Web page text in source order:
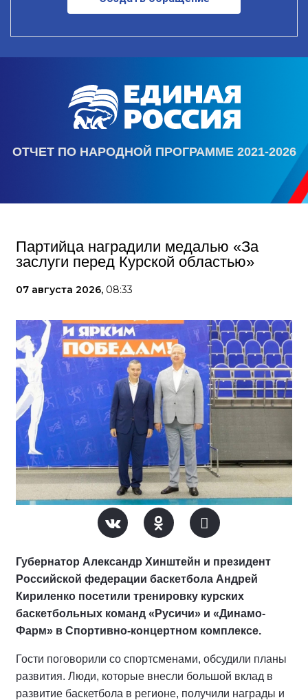
ОТЧЕТ ПО НАРОДНОЙ ПРОГРАММЕ 2021-2026
Партийца наградили медалью «За
заслуги перед Курской областью»
07 августа 2026, 08:33
Губернатор Александр Хинштейн и президент
Российской федерации баскетбола Андрей
Кириленко посетили тренировку курских
баскетбольных команд «Русичи» и «Динамо-
Фарм» в Спортивно-концертном комплексе.
Гости поговорили со спортсменами, обсудили планы
развития. Люди, которые внесли большой вклад в
развитие баскетбола в регионе, получили награды и